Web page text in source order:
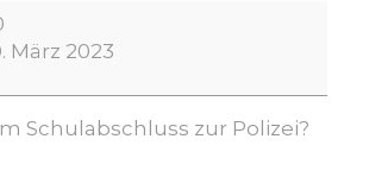
März 2023
Schulabschluss zur Polizei?